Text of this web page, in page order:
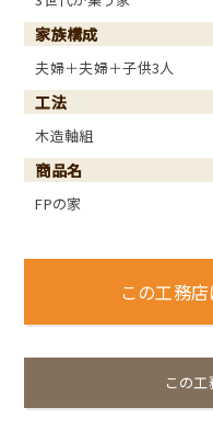
家族構成
夫婦＋夫婦＋子供3人
工法
木造軸組
商品名
FPの家
この工務
この